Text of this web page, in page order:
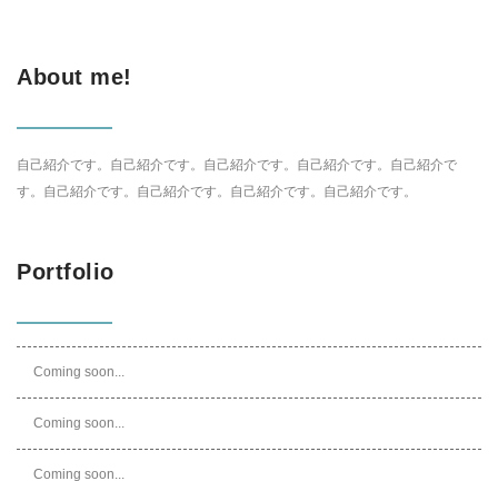
About me!
自己紹介です。自己紹介です。自己紹介です。自己紹介です。自己紹介で
す。自己紹介です。自己紹介です。自己紹介です。自己紹介です。
Portfolio
Coming soon...
Coming soon...
Coming soon...